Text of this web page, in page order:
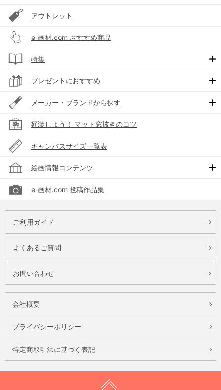
アウトレット
e-画材.com おすすめ商品
特集
プレゼントにおすすめ
メーカー・ブランドから探す
額装しよう！ マット窓抜きのコツ
キャンバスサイズ一覧表
絵画情報コンテンツ
e-画材.com 投稿作品集
ご利用ガイド
よくあるご質問
お問い合わせ
会社概要
プライバシーポリシー
特定商取引法に基づく表記